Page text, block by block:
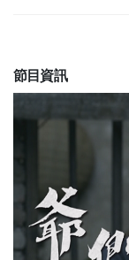
節目資訊